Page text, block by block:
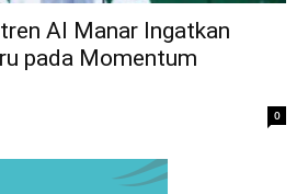
Al Manar Ingatkan
pada Momentum
0